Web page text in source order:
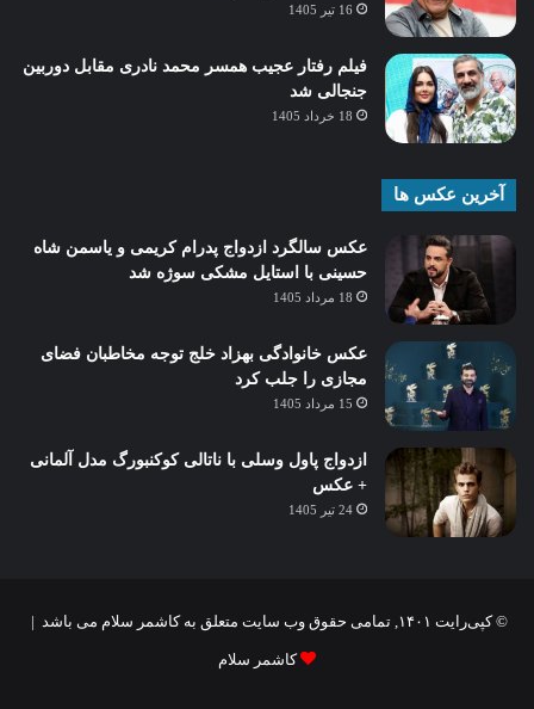
16 تیر 1405
فیلم رفتار عجیب همسر محمد نادری مقابل دوربین
جنجالی شد
18 خرداد 1405
آخرین عکس ها
عکس سالگرد ازدواج پدرام کریمی و یاسمن شاه‌
حسینی با استایل مشکی سوژه شد
18 مرداد 1405
عکس خانوادگی بهزاد خلج توجه مخاطبان فضای
مجازی را جلب کرد
15 مرداد 1405
ازدواج پاول وسلی با ناتالی کوکنبورگ مدل آلمانی
+ عکس
24 تیر 1405
© کپی‌رایت ۱۴۰۱, تمامی حقوق وب سایت متعلق به کاشمر سلام می باشد |
کاشمر سلام